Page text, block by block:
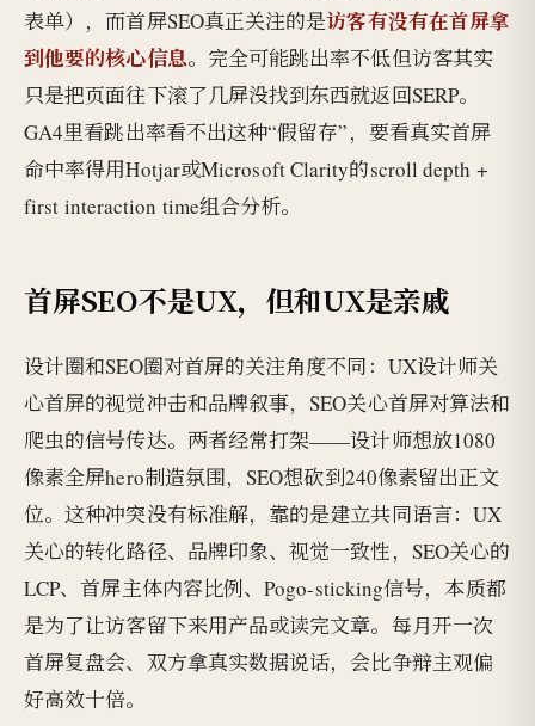
表单），而首屏SEO真正关注的是访客有没有在首屏拿
到他要的核心信息。完全可能跳出率不低但访客其实
只是把页面往下滚了几屏没找到东西就返回SERP。
GA4里看跳出率看不出这种“假留存”，要看真实首屏
命中率得用Hotjar或Microsoft Clarity的scroll depth +
first interaction time组合分析。
首屏SEO不是UX，但和UX是亲戚
设计圈和SEO圈对首屏的关注角度不同：UX设计师关
心首屏的视觉冲击和品牌叙事，SEO关心首屏对算法和
爬虫的信号传达。两者经常打架——设计师想放1080
像素全屏hero制造氛围，SEO想砍到240像素留出正文
位。这种冲突没有标准解，靠的是建立共同语言：UX
关心的转化路径、品牌印象、视觉一致性，SEO关心的
LCP、首屏主体内容比例、Pogo-sticking信号，本质都
是为了让访客留下来用产品或读完文章。每月开一次
首屏复盘会、双方拿真实数据说话，会比争辩主观偏
好高效十倍。